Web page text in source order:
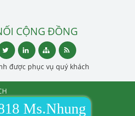
CỘNG ĐỒNG
được phục vụ quý khách
Ms.Nhung